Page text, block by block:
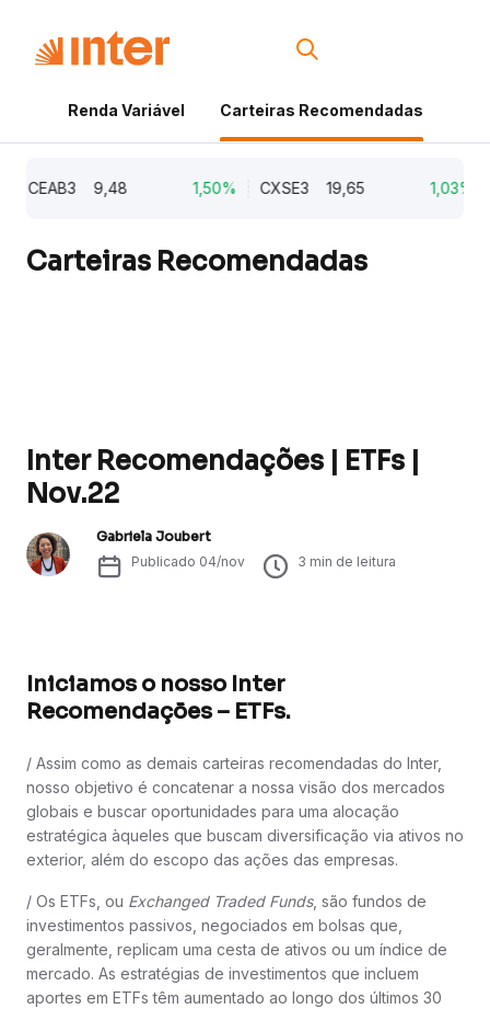
Renda Variável Carteiras Recomendadas
CEAB3 9,48 1,50% CXSE3 19,65 1,03%
Carteiras Recomendadas
Inter Recomendações | ETFs |
Nov.22
Gabriela Joubert
Publicado 04/nov 3 min de leitura
Iniciamos o nosso Inter
Recomendações – ETFs.
/ Assim como as demais carteiras recomendadas do Inter,
nosso objetivo é concatenar a nossa visão dos mercados
globais e buscar oportunidades para uma alocação
estratégica àqueles que buscam diversificação via ativos no
exterior, além do escopo das ações das empresas.
/ Os ETFs, ou Exchanged Traded Funds, são fundos de
investimentos passivos, negociados em bolsas que,
geralmente, replicam uma cesta de ativos ou um índice de
mercado. As estratégias de investimentos que incluem
aportes em ETFs têm aumentado ao longo dos últimos 30